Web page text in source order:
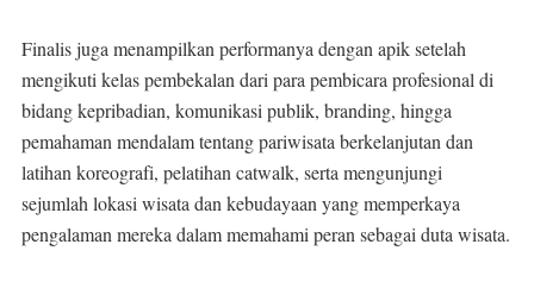
Finalis juga menampilkan performanya dengan apik setelah
mengikuti kelas pembekalan dari para pembicara profesional di
bidang kepribadian, komunikasi publik, branding, hingga
pemahaman mendalam tentang pariwisata berkelanjutan dan
latihan koreografi, pelatihan catwalk, serta mengunjungi
sejumlah lokasi wisata dan kebudayaan yang memperkaya
pengalaman mereka dalam memahami peran sebagai duta wisata.